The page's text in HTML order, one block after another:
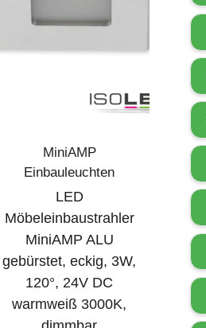
MiniAMP
Einbauleuchten
LED
Möbeleinbaustrahler
MiniAMP ALU
gebürstet, eckig, 3W,
120°, 24V DC
warmweiß 3000K,